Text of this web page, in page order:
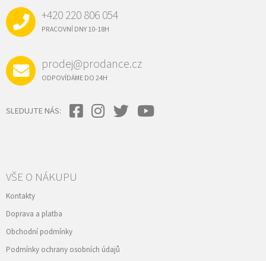
+420 220 806 054
PRACOVNÍ DNY 10-18H
prodej@prodance.cz
ODPOVÍDÁME DO 24H
SLEDUJTE NÁS:
VŠE O NÁKUPU
Kontakty
Doprava a platba
Obchodní podmínky
Podmínky ochrany osobních údajů